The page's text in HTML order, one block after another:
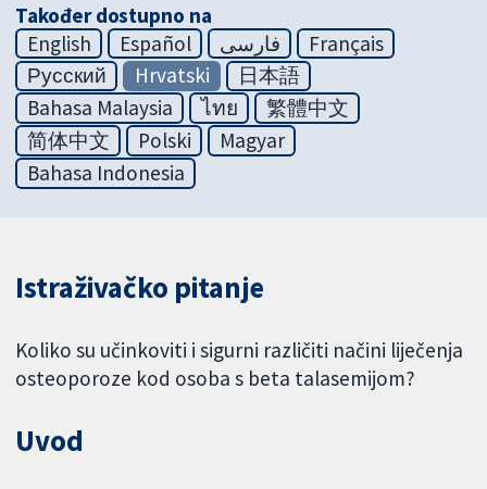
Također dostupno na
English
Español فارسی
Français
Русский
Hrvatski
日本語
Bahasa Malaysia
ไทย
繁體中文
简体中文
Polski
Magyar
Bahasa Indonesia
Istraživačko pitanje
Koliko su učinkoviti i sigurni različiti načini liječenja
osteoporoze kod osoba s beta talasemijom?
Uvod